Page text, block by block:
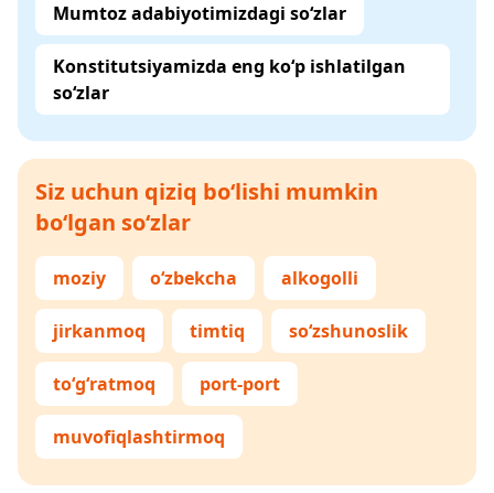
Mumtoz adabiyotimizdagi so‘zlar
Konstitutsiyamizda eng ko‘p ishlatilgan
so‘zlar
Siz uchun qiziq bo‘lishi mumkin
bo‘lgan so‘zlar
moziy o‘zbekcha alkogolli
jirkanmoq timtiq so‘zshunoslik
to‘g‘ratmoq port-port
muvofiqlashtirmoq